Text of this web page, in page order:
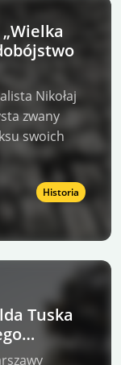
Nikołaj
zwany
swoich
Historia
Tuska